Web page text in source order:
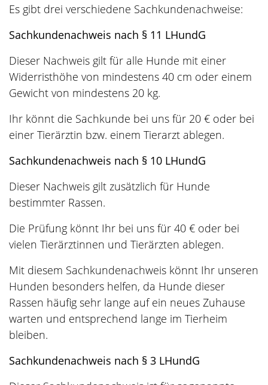
Es gibt drei verschiedene Sachkundenachweise:
Sachkundenachweis nach § 11 LHundG
Dieser Nachweis gilt für alle Hunde mit einer
Widerristhöhe von mindestens 40 cm oder einem
Gewicht von mindestens 20 kg.
Ihr könnt die Sachkunde bei uns für 20 € oder bei
einer Tierärztin bzw. einem Tierarzt ablegen.
Sachkundenachweis nach § 10 LHundG
Dieser Nachweis gilt zusätzlich für Hunde
bestimmter Rassen.
Die Prüfung könnt Ihr bei uns für 40 € oder bei
vielen Tierärztinnen und Tierärzten ablegen.
Mit diesem Sachkundenachweis könnt Ihr unseren
Hunden besonders helfen, da Hunde dieser
Rassen häufig sehr lange auf ein neues Zuhause
warten und entsprechend lange im Tierheim
bleiben.
Sachkundenachweis nach § 3 LHundG